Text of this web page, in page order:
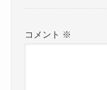
コメント ※